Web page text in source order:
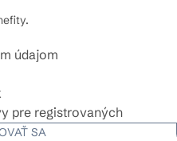
údajom
pre registrovaných
SA